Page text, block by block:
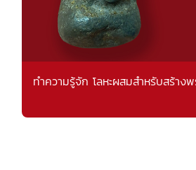
ทำความรู้จัก โลหะผสมสำหรับสร้างพ